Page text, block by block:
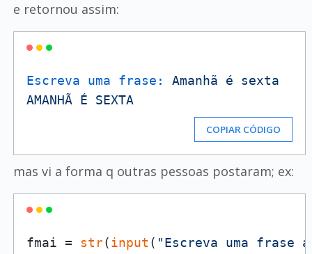
e retornou assim:
Escreva uma frase: Amanhã é
sexta
AMANHÃ
É SEXTA
COPIAR CÓDIGO
mas vi a forma q outras pessoas postaram; ex:
fmai = str(input ( "Escreva uma frase